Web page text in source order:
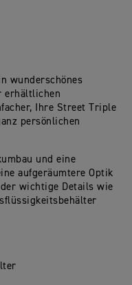
wunderschönes
erhältlichen
Ihre Street Triple
persönlichen
und eine
aufgeräumtere Optik
wichtige Details wie